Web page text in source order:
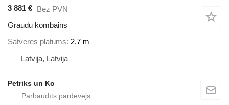
3 881 € Bez PVN
Graudu kombains
Satveres platums 2,7 m
Latvija, Latvija
Petriks un Ko